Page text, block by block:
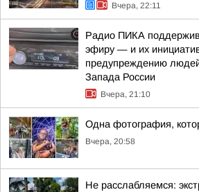
Вчера, 22:11
Радио ПИКА
эфиру — и их
предупреждению
Запада России
Вчера, 21:10
Одна фотография,
Вчера, 20:58
Не расслабляемся: